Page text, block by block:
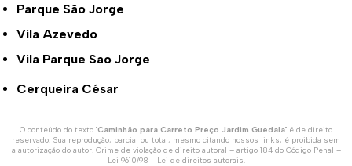
Parque São Jorge
Vila Azevedo
Vila Parque São Jorge
Cerqueira César
O conteúdo do texto "Caminhão para Carreto Preço Jardim Guedala" é de direito
reservado. Sua reprodução, parcial ou total, mesmo citando nossos links, é proibida sem
a autorização do autor. Crime de violação de direito autoral – artigo 184 do Código Penal –
Lei 9610/98 - Lei de direitos autorais.